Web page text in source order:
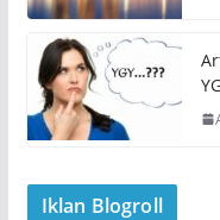
Iklan Blogroll